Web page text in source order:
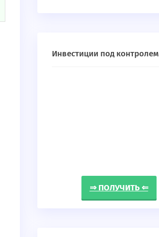
Инвестиции под контролем
⇒ ПОЛУЧИТЬ ⇐